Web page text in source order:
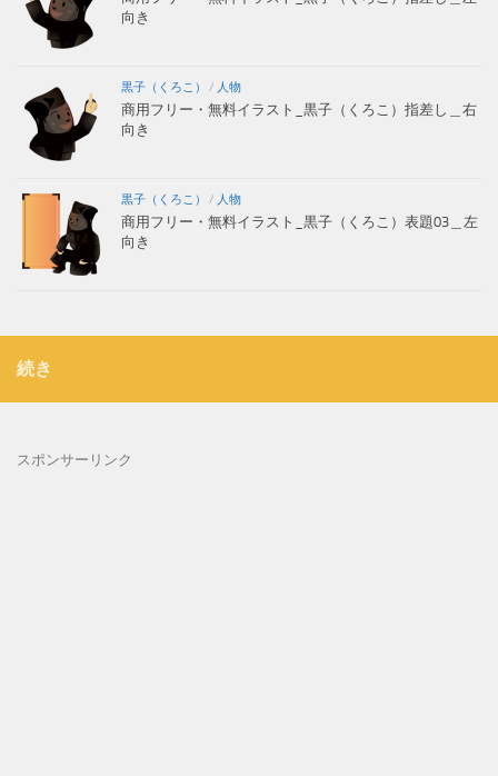
向き
黒子（くろこ） / 人物
商用フリー・無料イラスト_黒子（くろこ）指差し＿右
向き
黒子（くろこ） / 人物
商用フリー・無料イラスト_黒子（くろこ）表題03＿左
向き
続き
スポンサーリンク